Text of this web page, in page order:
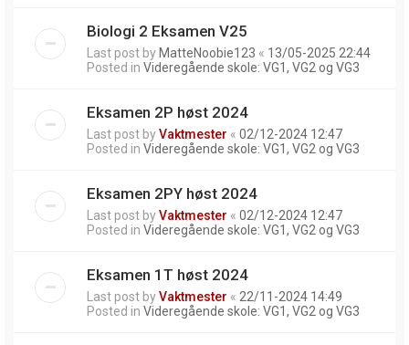
Biologi 2 Eksamen V25
Last post by MatteNoobie123 « 13/05-2025 22:44
Posted in Videregående skole: VG1, VG2 og VG3
Eksamen 2P høst 2024
Last post byVaktmester « 02/12-2024 12:47
Posted in Videregående skole: VG1, VG2 og VG3
Eksamen 2PY høst 2024
Last post byVaktmester « 02/12-2024 12:47
Posted in Videregående skole: VG1, VG2 og VG3
Eksamen 1T høst 2024
Last post byVaktmester « 22/11-2024 14:49
Posted in Videregående skole: VG1, VG2 og VG3